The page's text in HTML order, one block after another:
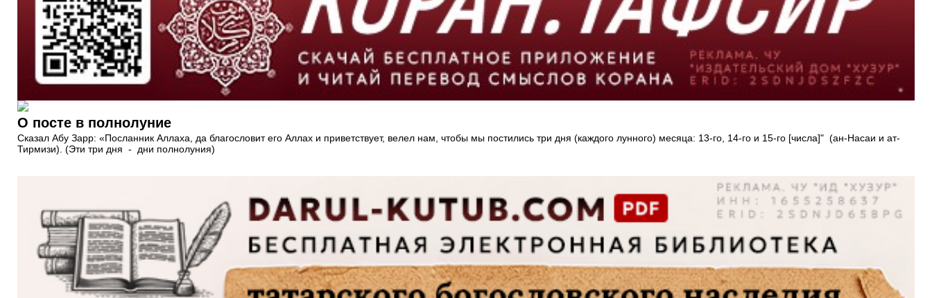
О посте в полнолуние
Сказал Абу Зарр: «Посланник Аллаха, да благословит его Аллах и приветствует, велел нам, чтобы мы постились три дня (каждого лунного) месяца: 13-го, 14-го и 15-го [числа]" (ан-Насаи и ат-
Тирмизи). (Эти три дня - дни полнолуния)